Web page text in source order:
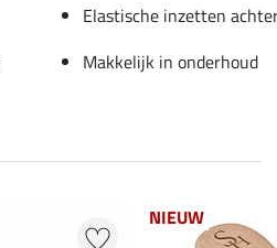
Elastische inzetten
Makkelijk in onderhoud
NIEUW